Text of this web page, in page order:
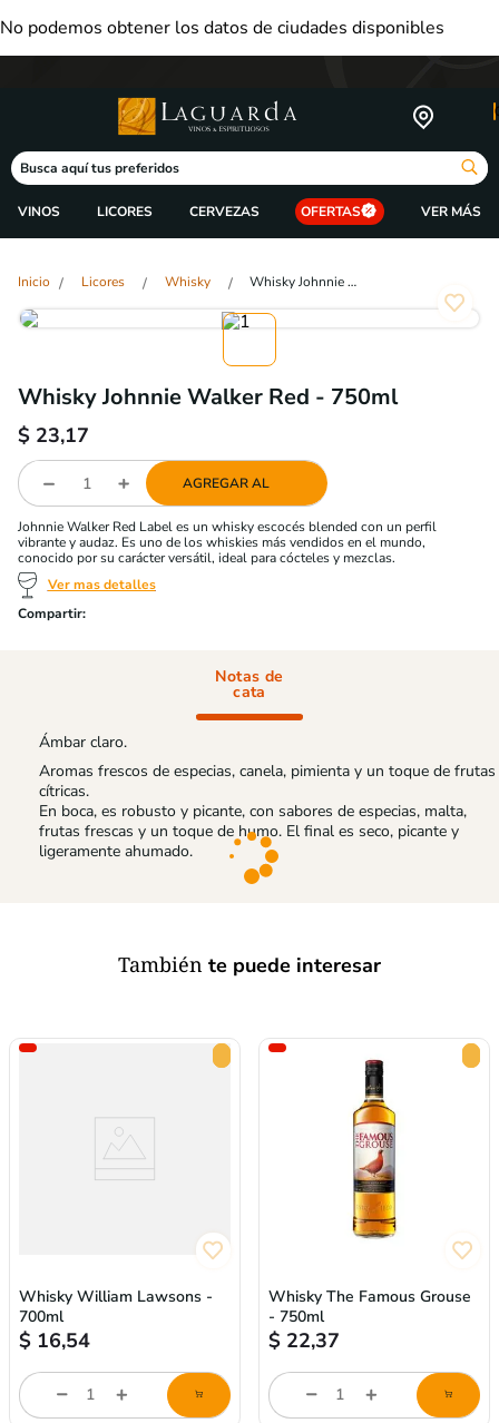
No podemos obtener los datos de ciudades disponibles
Busca aquí tus preferidos
VINOS LICORES CERVEZAS OFERTAS
Licores Whisky Whisky Johnnie Walker Red - 750ml
Whisky Johnnie Walker Red - 750ml
$ 23,17
AGREGAR AL
Johnnie Walker Red Label es un whisky escocés blended con un perfil
vibrante y audaz. Es uno de los whiskies más vendidos en el mundo,
conocido por su carácter versátil, ideal para cócteles y mezclas.
Ver mas detalles
Notas de
cata
Ámbar claro.
Aromas frescos de especias, canela, pimienta y un toque de frutas
cítricas.
En boca, es robusto y picante, con sabores de especias, malta,
frutas frescas y un toque de humo. El final es seco, picante y
ligeramente ahumado.
También te puede interesar
Whisky William Lawsons -
700ml
$ 16,54
store/product-
list.quantityStepper.label
Whisky The Famous Grouse
- 750ml
$ 22,37
store/product-